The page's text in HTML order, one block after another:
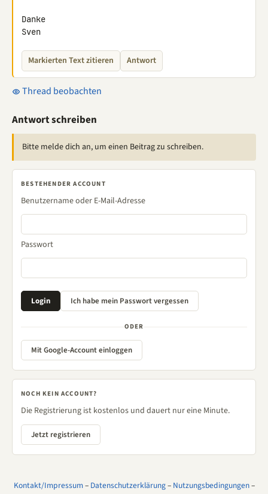
Danke
Sven
Markierten Text zitieren Antwort
Thread beobachten
Antwort schreiben
Bitte melde dich an, um einen Beitrag zu schreiben.
BESTEHENDER ACCOUNT
Benutzername oder E-Mail-Adresse
Passwort
ODER
Mit Google-Account einloggen
NOCH KEIN ACCOUNT?
Die Registrierung ist kostenlos und dauert nur eine Minute.
Jetzt registrieren
Kontakt/Impressum– Datenschutzerklärung– Nutzungsbedingungen–